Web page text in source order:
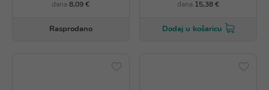
dana8,09 €
Rasprodano
dana 15,38 €
Dodaj u košaricu